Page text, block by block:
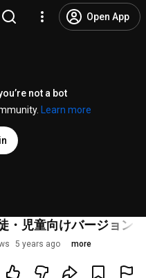
Open App
not a bot
Learn more
・児童向けバージョン）
5 years ago more